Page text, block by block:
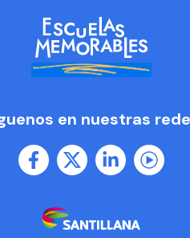
en nuestras